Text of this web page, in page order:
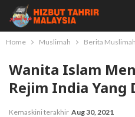
Home Muslimah Berita Muslimah
Wanita Islam
Rejim India
Kemaskini terakhir Aug 30, 2021